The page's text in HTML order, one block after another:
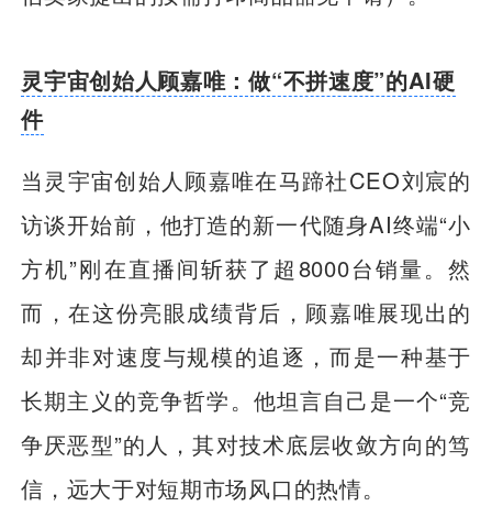
灵宇宙创始人顾嘉唯：做“不拼速度”的AI硬
件
当灵宇宙创始人顾嘉唯在马蹄社CEO刘宸的
访谈开始前，他打造的新一代随身AI终端“小
方机”刚在直播间斩获了超8000台销量。然
而，在这份亮眼成绩背后，顾嘉唯展现出的
却并非对速度与规模的追逐，而是一种基于
长期主义的竞争哲学。他坦言自己是一个“竞
争厌恶型”的人，其对技术底层收敛方向的笃
信，远大于对短期市场风口的热情。